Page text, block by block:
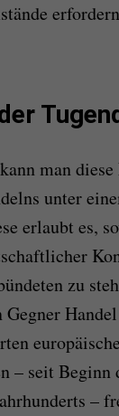
man
unter
erlaubt es,
zu
– seit Beginn
–